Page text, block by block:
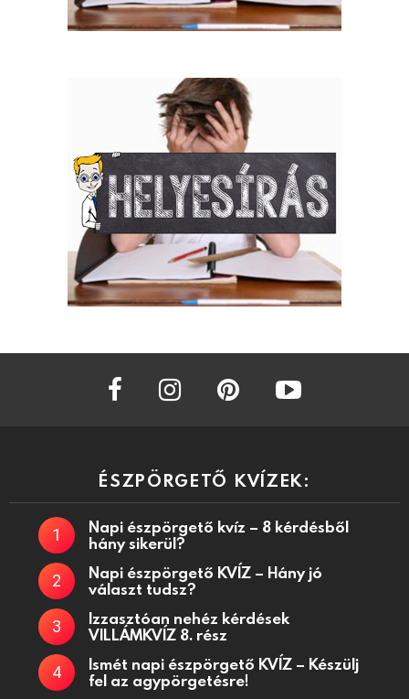
facebook instagram
ÉSZPÖRGETŐ KVÍZEK:
Napi észpörgető kvíz – 8 kérdésből
hány sikerül?
Napi észpörgető KVÍZ – Hány jó
választ tudsz?
Izzasztóan nehéz kérdések
VILLÁMKVÍZ 8. rész
Ismét napi észpörgető KVÍZ – Készülj
fel az agypörgetésre!